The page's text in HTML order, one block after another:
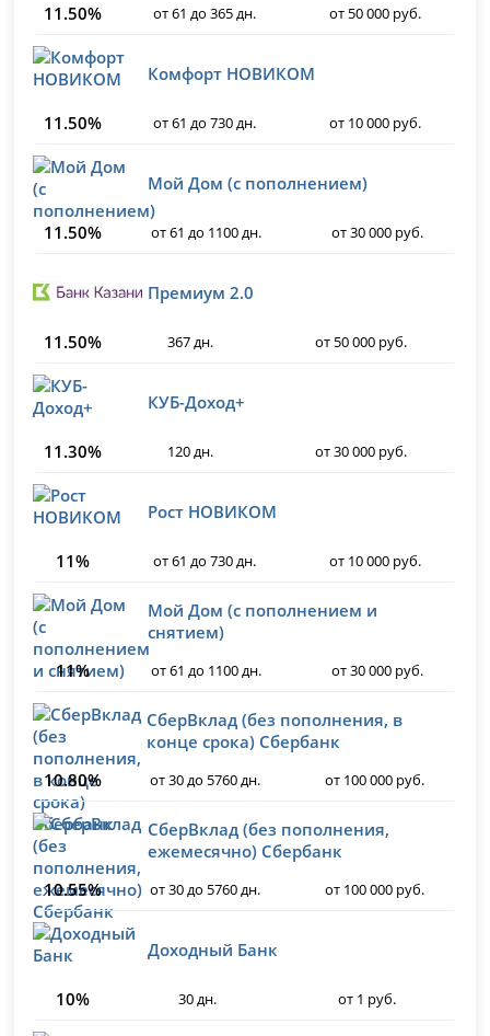
11.50% от 61 до 365 дн. от 50 000 руб.
Комфорт НОВИКОМ
11.50% от 61 до 730 дн. от 10 000 руб.
Мой Дом (с пополнением)
11.50% от 61 до 1100 дн. от 30 000 руб.
Премиум 2.0
11.50% 367 дн. от 50 000 руб.
КУБ-Доход+
11.30% 120 дн. от 30 000 руб.
Рост НОВИКОМ
11% от 61 до 730 дн. от 10 000 руб.
Мой Дом (с пополнением и
снятием)
11%
от 61 до 1100 дн. от 30 000 руб.
СберВклад (без пополнения, в
конце срока) Сбербанк
10.80%
от 30 до 5760 дн. от 100 000 руб.
СберВклад (без пополнения,
ежемесячно) Сбербанк
10.55%
от 30 до 5760 дн. от 100 000 руб.
Доходный Банк
10% 30 дн. от 1 руб.